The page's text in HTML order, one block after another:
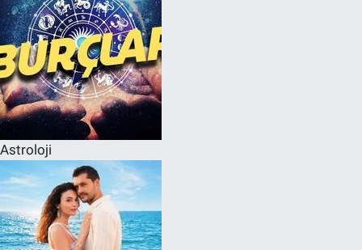
Astroloji